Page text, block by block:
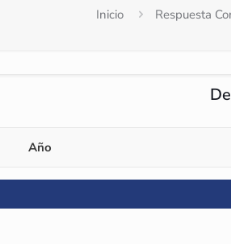
Inicio Respuesta
Año